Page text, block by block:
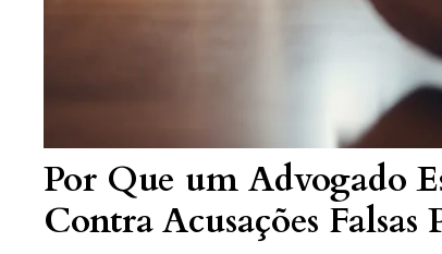
Por Que um Advogado
Contra Acusações